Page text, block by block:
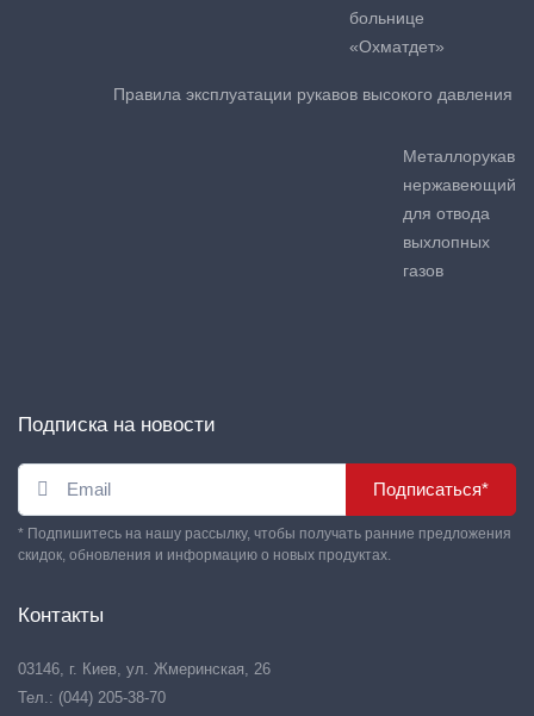
больнице
«Охматдет»
Правила эксплуатации рукавов высокого давления
Металлорукав
нержавеющий
для отвода
выхлопных
газов
Подписка на новости
Подписаться*
* Подпишитесь на нашу рассылку, чтобы получать ранние предложения
скидок, обновления и информацию о новых продуктах.
Контакты
03146, г. Киев, ул. Жмеринская, 26
Тел.: (044) 205-38-70